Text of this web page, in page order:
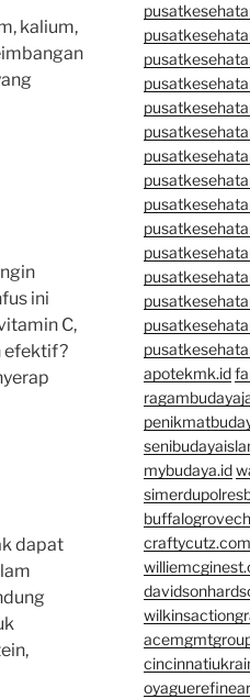
kalium,
ini
C,
efektif?
dapat
apotekmk.id
mybudaya.id
craftycutz.com